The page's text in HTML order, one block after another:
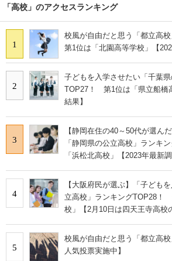
「高校」のアクセスランキング
1
校風が自由だと思う「都立高
第1位は「北園高等学校」【
2
子どもを入学させたい「千葉
TOP27！ 第1位は「県立船橋
結果】
3
【静岡在住の40～50代が選ん
「静岡県の公立高校」ランキ
「浜松北高校」【2023年最新調
4
【大阪府民が選ぶ】「子ども
立高校」ランキングTOP28！
校」【2月10日は四天王寺高校
5
校風が自由だと思う「都立高
人気投票実施中】